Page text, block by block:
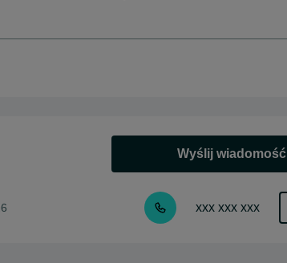
Wyślij wiadomość
xxx xxx xxx